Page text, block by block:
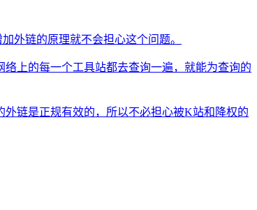
外链的原理就不会担心这个问题。
上的每一个工具站都去查询一遍，就能为查询的
链是正规有效的，所以不必担心被K站和降权的